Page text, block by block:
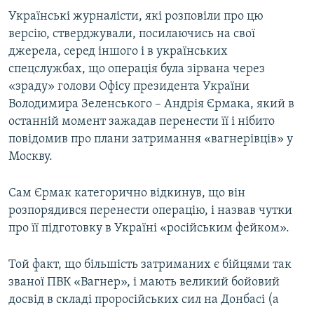
Українські журналісти, які розповіли про цю
версію, стверджували, посилаючись на свої
джерела, серед іншого і в українських
спецслужбах, що операція була зірвана через
«зраду» голови Офісу президента України
Володимира Зеленського – Андрія Єрмака, який в
останній момент зажадав перенести її і нібито
повідомив про плани затримання «вагнерівців» у
Москву.
Сам Єрмак категорично відкинув, що він
розпорядився перенести операцію, і назвав чутки
про її підготовку в Україні «російським фейком».
Той факт, що більшість затриманих є бійцями так
званої ПВК «Вагнер», і мають великий бойовий
досвід в складі проросійських сил на Донбасі (а